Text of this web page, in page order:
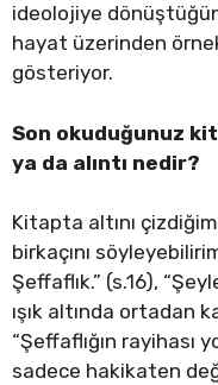
ideolojiye
hayat üzerinden
gösteriyor.
Son okuduğunuz
ya da alıntı nedir?
Kitapta altını
birkaçını
Şeffaflık.” (s.16),
ışık altında ortadan
“Şeffaflığın rayihası
sadece hakikaten